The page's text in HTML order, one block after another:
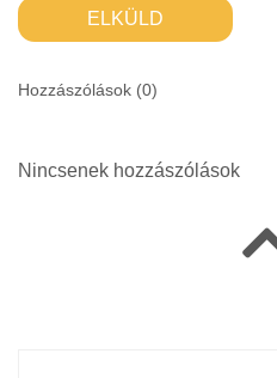
ELKÜLD
Hozzászólások (0)
Nincsenek hozzászólások